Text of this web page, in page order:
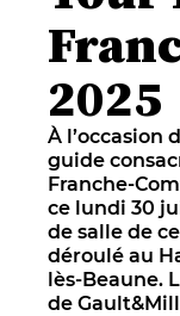
2025
À l’occasion
guide
Franche-
ce lundi 30
de salle de
déroulé au
lès-Beaune.
de